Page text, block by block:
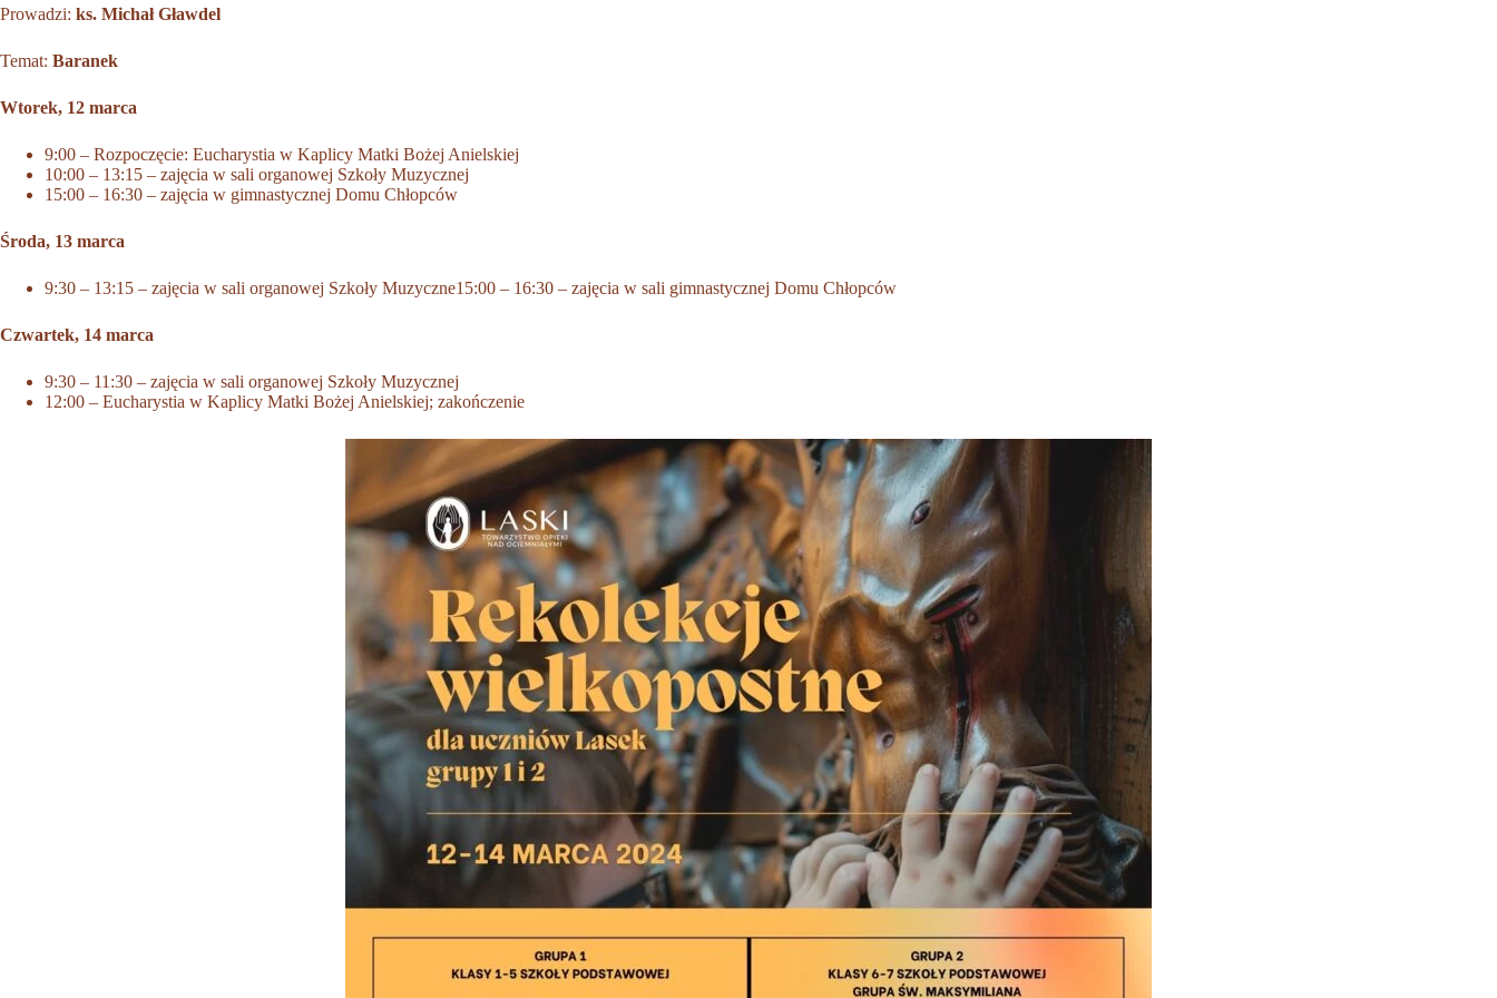
Prowadzi: ks. Michał Gławdel
Temat: Baranek
Wtorek, 12 marca
9:00 – Rozpoczęcie: Eucharystia w Kaplicy Matki Bożej Anielskiej
10:00 – 13:15 – zajęcia w sali organowej Szkoły Muzycznej
15:00 – 16:30 – zajęcia w gimnastycznej Domu Chłopców
Środa, 13 marca
9:30 – 13:15 – zajęcia w sali organowej Szkoły Muzyczne15:00 – 16:30 – zajęcia w sali gimnastycznej Domu Chłopców
Czwartek, 14 marca
9:30 – 11:30 – zajęcia w sali organowej Szkoły Muzycznej
12:00 – Eucharystia w Kaplicy Matki Bożej Anielskiej; zakończenie